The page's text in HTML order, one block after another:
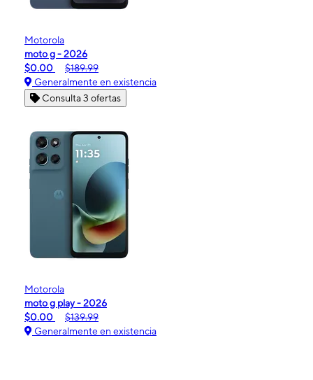
Motorola
moto g - 2026
$0.00
$189.99
Generalmente en existencia
Consulta 3 ofertas
Motorola
moto g play - 2026
$0.00
$139.99
Generalmente en existencia